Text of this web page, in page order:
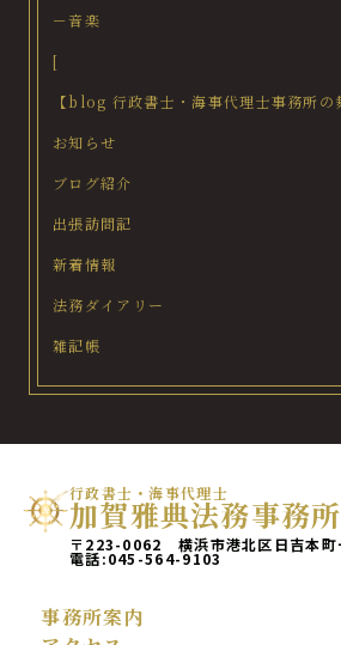
－音楽
[
【blog 行政書士・海事代理士事務所の
お知らせ
ブログ紹介
出張訪問記
新着情報
法務ダイアリー
雑記帳
行政書士・海事代理士
加賀雅典法務事務所
〒223-0062 横浜市港北区日吉本町
電話:045-564-9103
事務所案内